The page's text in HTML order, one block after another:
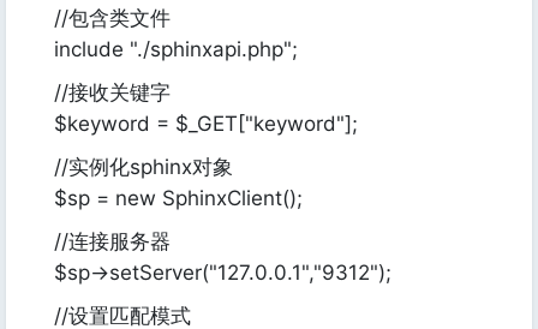
//包含类文件
include "./sphinxapi.php";
//接收关键字
$keyword = $_GET["keyword"];
//实例化sphinx对象
$sp = new SphinxClient();
//连接服务器
$sp->setServer("127.0.0.1","9312");
//设置匹配模式